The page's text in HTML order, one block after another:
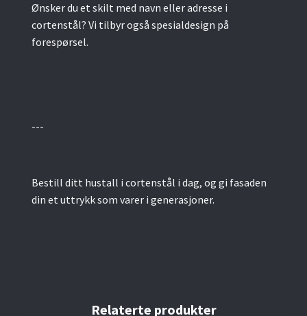
Ønsker du et skilt med navn eller adresse i
cortenstål? Vi tilbyr også spesialdesign på
forespørsel.
---
Bestill ditt hustall i cortenstål i dag, og gi fasaden
din et uttrykk som varer i generasjoner.